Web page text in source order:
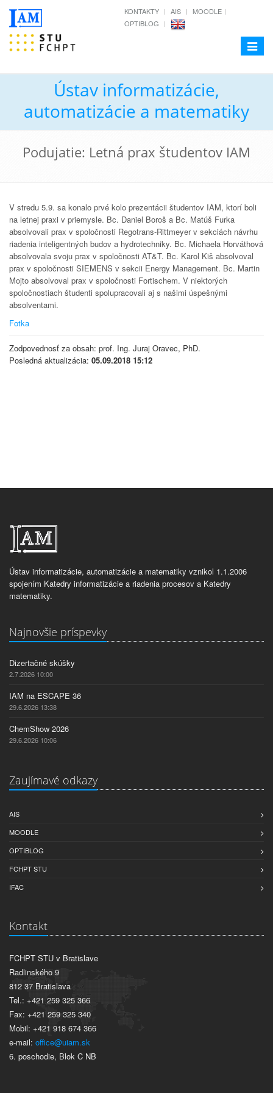
KONTAKTY AIS
MOODLE
OPTIBLOG
Toggle
Ústav informatizácie,
automatizácie a matematiky
Podujatie: Letná prax študentov IAM
V stredu 5.9. sa konalo prvé kolo prezentácii študentov IAM, ktorí boli
na letnej praxi v priemysle. Bc. Daniel Boroš a Bc. Matúš Furka
absolvovali prax v spoločnosti Regotrans-Rittmeyer v sekciách návrhu
riadenia inteligentných budov a hydrotechniky. Bc. Michaela Horváthová
absolvovala svoju prax v spoločnosti AT&T. Bc. Karol Kiš absolvoval
prax v spoločnosti SIEMENS v sekcii Energy Management. Bc. Martin
Mojto absolvoval prax v spoločnosti Fortischem. V niektorých
spoločnostiach študenti spolupracovali aj s našimi úspešnými
absolventami.
Fotka
Zodpovednosť za obsah: prof. Ing. Juraj Oravec, PhD.
Posledná aktualizácia: 05.09.2018 15:12
Ústav informatizácie, automatizácie a matematiky vznikol 1.1.2006
spojením Katedry informatizácie a riadenia procesov a Katedry
matematiky.
Najnovšie príspevky
Dizertačné skúšky
2.7.2026 10:00
IAM na ESCAPE 36
29.6.2026 13:38
ChemShow 2026
29.6.2026 10:06
Zaujímavé odkazy
AIS
MOODLE
OPTIBLOG
FCHPT STU
IFAC
Kontakt
FCHPT STU v Bratislave
Radlinského 9
812 37 Bratislava
Tel.: +421 259 325 366
Fax: +421 259 325 340
Mobil: +421 918 674 366
e-mail: office@uiam.sk
6. poschodie, Blok C NB